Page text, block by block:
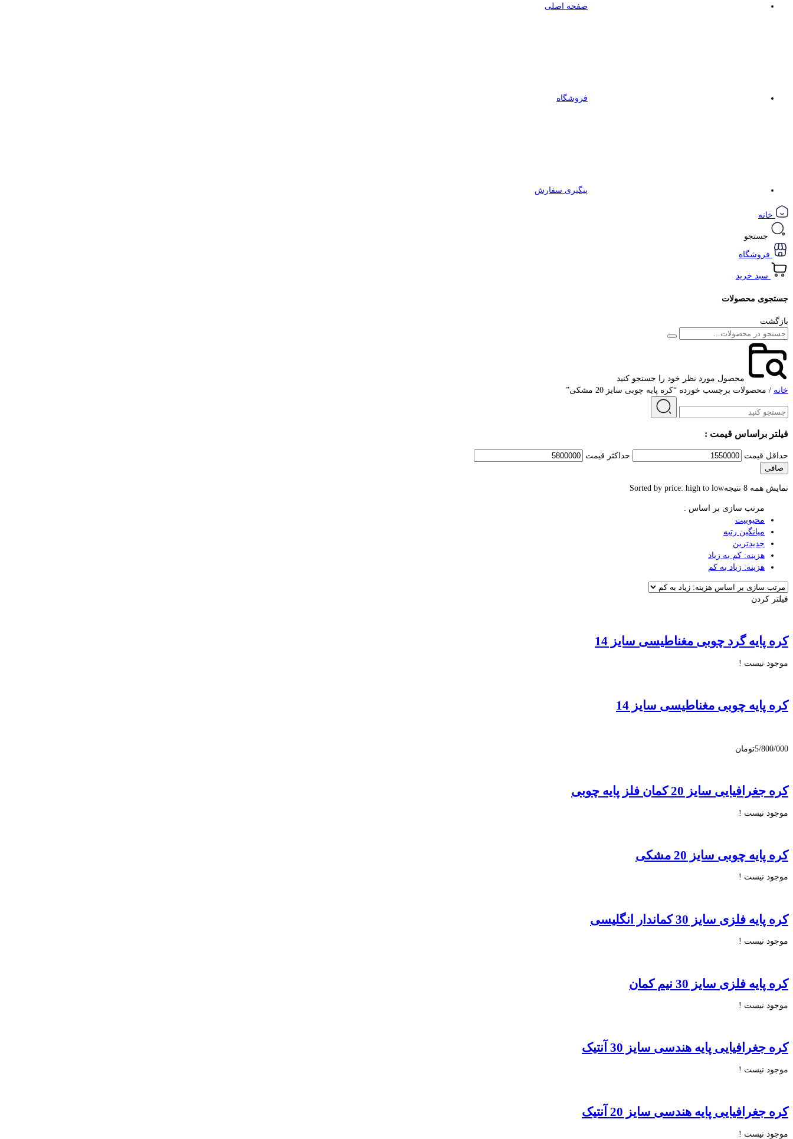
صفحه اصلی
فروشگاه
پیگیری سفارش
خانه
جستجو
فروشگاه
سبد خرید
جستجوی محصولات
بازگشت
محصول مورد نظر خود را جستجو کنید
خانه / محصولات برچسب خورده “کره پایه چوبی سایز 20 مشکی”
فیلتر براساس قیمت :
حداقل قیمت
حداكثر قيمت
صافی
نمایش همه 8 نتیجه Sorted by price: high to low
مرتب سازی بر اساس :
محبوبیت
میانگین رتبه
جدیدترین
هزینه: کم به زیاد
هزینه: زیاد به کم
فیلتر کردن
کره پایه گرد چوبی مغناطیسی سایز 14
موجود نیست !
کره پایه چوبی مغناطیسی سایز 14
5/800/000تومان
کره جغرافیایی سایز 20 کمان فلز پایه چوبی
موجود نیست !
کره پایه چوبی سایز 20 مشکی
موجود نیست !
کره پایه فلزی سایز 30 کماندار انگلیسی
موجود نیست !
کره پایه فلزی سایز 30 نیم کمان
موجود نیست !
کره جغرافیایی پایه هندسی سایز 30 آنتیک
موجود نیست !
کره جغرافیایی پایه هندسی سایز 20 آنتیک
موجود نیست !